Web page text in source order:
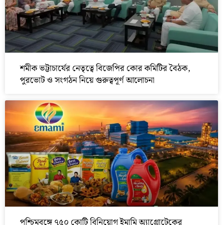
শমীক ভট্টাচার্যের নেতৃত্বে বিজেপির কোর কমিটির বৈঠক,
পুরভোট ও সংগঠন নিয়ে গুরুত্বপূর্ণ আলোচনা